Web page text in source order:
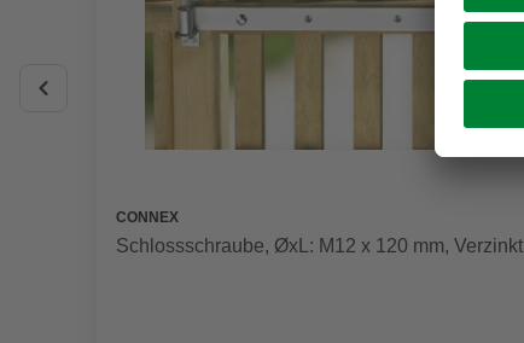
CONNEX
Schlossschraube, ØxL: M12 x 120 mm, Verzinkt